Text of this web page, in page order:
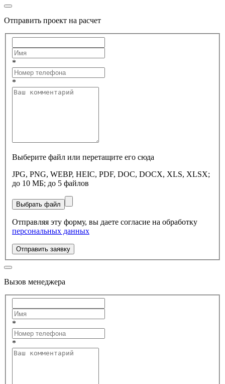
Отправить проект на расчет
*
*
Выберите файл или перетащите его сюда
JPG, PNG, WEBP, HEIC, PDF, DOC, DOCX, XLS, XLSX;
до 10 МБ; до 5 файлов
Выбрать файл
Отправляя эту форму, вы даете согласие на обработку
персональных данных
Отправить заявку
Вызов менеджера
*
*